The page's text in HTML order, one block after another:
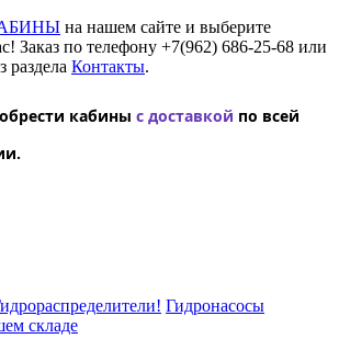
на нашем сайте и выберите
Заказ по телефону +7(962) 686-25-68 или
Контакты.
кабины с доставкой по всей
Гидронасосы
складе